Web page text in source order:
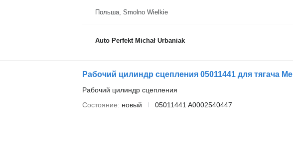
Польша, Smolno Wielkie
Auto Perfekt Michał Urbaniak
Рабочий цилиндр сцепления 05011441 для тягача
Рабочий цилиндр сцепления
Состояние
новый 05011441 A0002540447